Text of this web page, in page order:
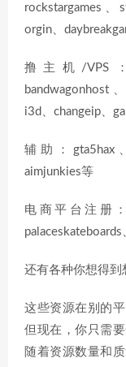
rockstargames
orgin、
撸主机/VPS：
bandwagonhost
i3d、changeip、
辅助：gta5hax
aimjunkies等
电商平台注册：
还有各种你想得到
这些资源在别的
但现在，你只需
随着资源数量和